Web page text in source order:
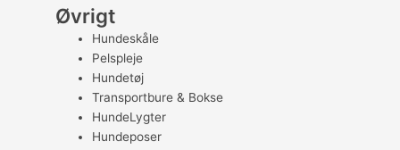
Øvrigt
Hundeskåle
Pelspleje
Hundetøj
Transportbure & Bokse
HundeLygter
Hundeposer